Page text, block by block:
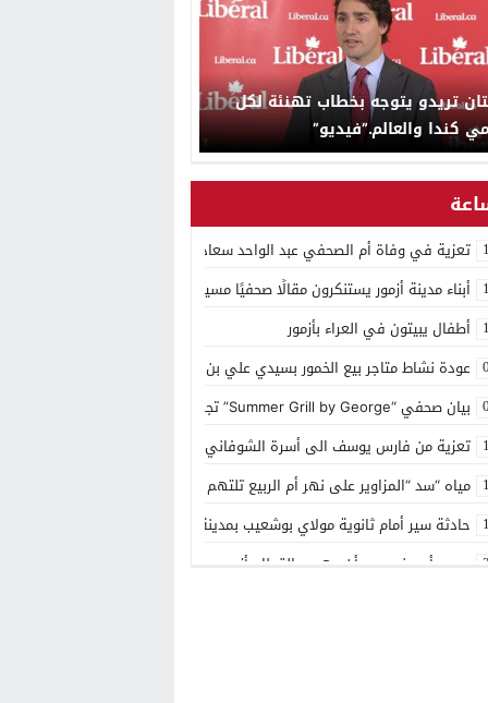
تريدو يتوجه بخطاب تهنئة لكل
كندا والعالم.”فيديو”
تعزية في وفاة أم الصحفي عبد الواحد سعادي
أبناء مدينة أزمور يستنكرون مقالًا صحفيًا مسيئًا إلى مدينتهم
أطفال يبيتون في العراء بأزمور
عودة نشاط متاجر بيع الخمور بسيدي علي بن حمدوش يخلف استياء كبير
بيان صحفي “Summer Grill by George” تجربة ذوقية موسمية جديدة بمنتجع مازغان
تعزية من فارس يوسف الى أسرة الشوفاني بأزمور
مياه “سد “المزاوير على نهر أم الربيع تلتهم قاصر
حادثة سير أمام ثانوية مولاي بوشعيب بمدينة أزمور
مصرع أربعيني بعد أن دهسه القطار بأزمور